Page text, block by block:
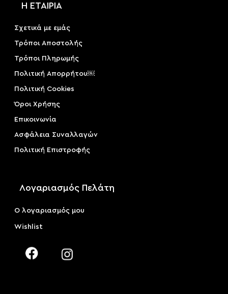
Η ΕΤΑΙΡΙΑ
Σχετικά με εμάς
Τρόποι Αποστολής
Τρόποι Πληρωμής
Πολιτική Απορρήτου￼
Πολιτική Cookies
Όροι Χρήσης
Επικοινωνία
Ασφάλεια Συναλλαγών
Πολιτική Επιστροφής
Λογαριασμός Πελάτη
Ο λογαριασμός μου
Wishlist